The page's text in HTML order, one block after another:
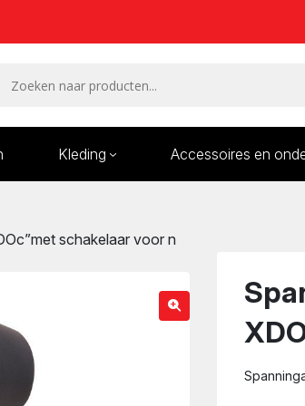
Kleding Accessoires en
Onderdelen/Reparatie
schakelaar voor n